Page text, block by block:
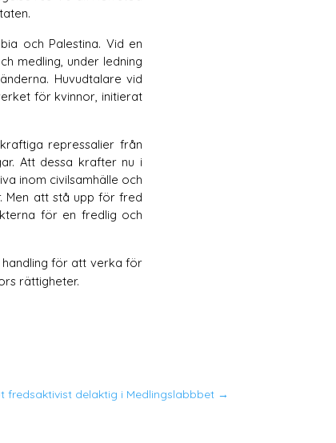
och Palestina. Vid en
medling, under ledning
Huvudtalare vid
för kvinnor, initierat
repressalier från
Att dessa krafter nu i
inom civilsamhälle och
Men att stå upp för fred
för en fredlig och
för att verka för
rättigheter.
fredsaktivist delaktig i Medlingslabbbet→